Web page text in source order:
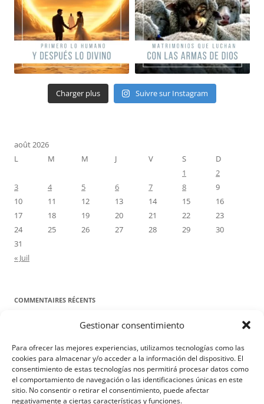
Gestionar consentimiento
Para ofrecer las mejores experiencias, utilizamos tecnologías como las
cookies para almacenar y/o acceder a la información del dispositivo. El
consentimiento de estas tecnologías nos permitirá procesar datos como
el comportamiento de navegación o las identificaciones únicas en este
sitio. No consentir o retirar el consentimiento, puede afectar
negativamente a ciertas características y funciones.
Charger plus Suivre sur Instagram
août 2026
L
M M J V S
D
1
2
3
4 5 6 7 8
9
10
11 12 13 14 15
16
17
18 19 20 21 22
23
24
25 26 27 28 29
30
31
« Juil
COMMENTAIRES RÉCENTS
Proyecto Amor ConyugaldansContre toute attente. Commentaire
pour les époux : Luc 12, 8-12
Manuel MirallesdansContre toute attente. Commentaire pour les
époux : Luc 12, 8-12